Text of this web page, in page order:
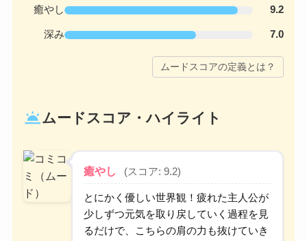
癒やし 9.2
深み 7.0
ムードスコアの定義とは？
wb_twilightムードスコア・ハイライト
癒やし (スコア: 9.2)
とにかく優しい世界観！疲れた主人公が
少しずつ元気を取り戻していく過程を見
るだけで、こちらの肩の力も抜けていき